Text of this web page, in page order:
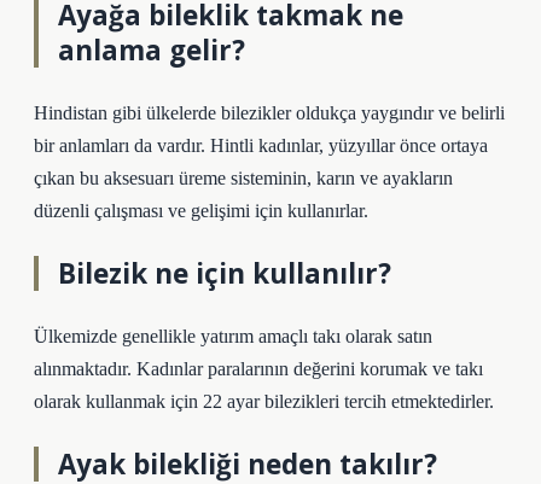
Ayağa bileklik takmak ne
anlama gelir?
Hindistan gibi ülkelerde bilezikler oldukça yaygındır ve belirli
bir anlamları da vardır. Hintli kadınlar, yüzyıllar önce ortaya
çıkan bu aksesuarı üreme sisteminin, karın ve ayakların
düzenli çalışması ve gelişimi için kullanırlar.
Bilezik ne için kullanılır?
Ülkemizde genellikle yatırım amaçlı takı olarak satın
alınmaktadır. Kadınlar paralarının değerini korumak ve takı
olarak kullanmak için 22 ayar bilezikleri tercih etmektedirler.
Ayak bilekliği neden takılır?